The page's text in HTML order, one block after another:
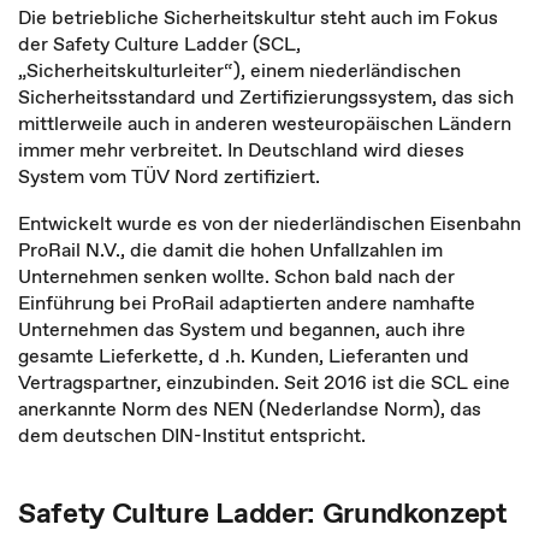
Die betriebliche Sicherheitskultur steht auch im Fokus
der Safety Culture Ladder (SCL,
„Sicherheitskulturleiter“), einem niederländischen
Sicherheitsstandard und Zertifizierungssystem, das sich
mittlerweile auch in anderen westeuropäischen Ländern
immer mehr verbreitet. In Deutschland wird dieses
System vom TÜV Nord zertifiziert.
Entwickelt wurde es von der niederländischen Eisenbahn
ProRail N.V., die damit die hohen Unfallzahlen im
Unternehmen senken wollte. Schon bald nach der
Einführung bei ProRail adaptierten andere namhafte
Unternehmen das System und begannen, auch ihre
gesamte Lieferkette, d .h. Kunden, Lieferanten und
Vertragspartner, einzubinden. Seit 2016 ist die SCL eine
anerkannte Norm des NEN (Nederlandse Norm), das
dem deutschen DIN-Institut entspricht.
Safety Culture Ladder: Grundkonzept